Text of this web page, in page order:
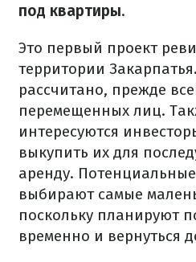
под квартиры.
Это первый проект
территории
рассчитано, прежде
перемещенных лиц.
интересуются
выкупить их для
аренду.
выбирают самые
поскольку планируют
временно и вернуться